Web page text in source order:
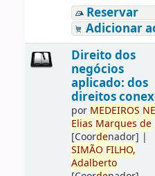
Reservar
Adicionar
Direito dos
negócios
aplicado: dos
direitos
por MEDEIROS
Elias Marques de
[Coordenador] |
SIMÃO FILHO,
Adalberto